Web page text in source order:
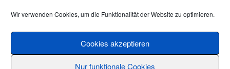
Wir verwenden Cookies, um die Funktionalität der Website zu optimieren.
Cookies akzeptieren
Nur funktionale Cookies